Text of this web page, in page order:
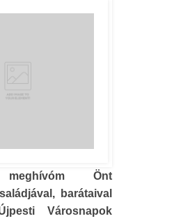
meghívóm Önt
barátaival
Városnapok